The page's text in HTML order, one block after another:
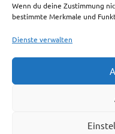
Wenn du deine Zustimmung
bestimmte Merkmale und
Dienste verwalten
Impressum